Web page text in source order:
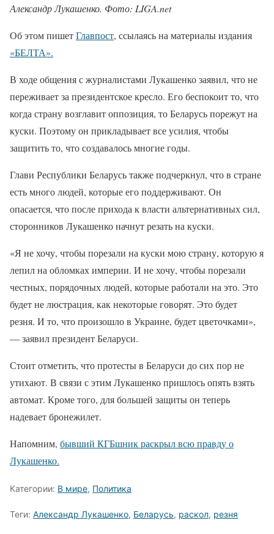
Александр Лукашенко. Фото: LIGA.net
Об этом пишетГлавпост, ссылаясь на материалы издания
«БЕЛТА».
В ходе общения с журналистами Лукашенко заявил, что не
переживает за президентское кресло. Его беспокоит то, что
когда страну возглавит оппозиция, то Беларусь порежут на
куски. Поэтому он прикладывает все усилия, чтобы
защитить то, что создавалось многие годы.
Глави Республики Беларусь также подчеркнул, что в стране
есть много людей, которые его поддерживают. Он
опасается, что после прихода к власти альтернативных сил,
сторонников Лукашенко начнут резать на куски.
«Я не хочу, чтобы порезали на куски мою страну, которую я
лепил на обломках империи. И не хочу, чтобы порезали
честных, порядочных людей, которые работали на это. Это
будет не люстрация, как некоторые говорят. Это будет
резня. И то, что произошло в Украине, будет цветочками»,
— заявил президент Беларуси.
Стоит отметить, что протесты в Беларуси до сих пор не
утихают. В связи с этим Лукашенко пришлось опять взять
автомат. Кроме того, для большей защиты он теперь
надевает бронежилет.
Напомним, бывший КГБшник раскрыл всю правду о
Лукашенко.
Категории: В мире, Политика
Теги: Александр Лукашенко, Беларусь, раскол, резня